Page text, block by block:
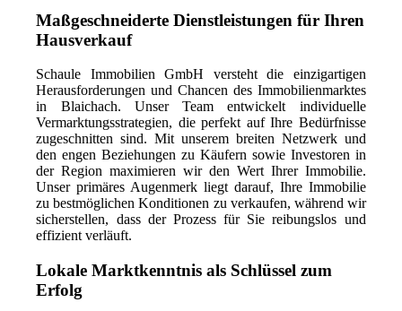
Maßgeschneiderte Dienstleistungen für Ihren
Hausverkauf
Schaule Immobilien GmbH versteht die einzigartigen
Herausforderungen und Chancen des Immobilienmarktes
in Blaichach. Unser Team entwickelt individuelle
Vermarktungsstrategien, die perfekt auf Ihre Bedürfnisse
zugeschnitten sind. Mit unserem breiten Netzwerk und
den engen Beziehungen zu Käufern sowie Investoren in
der Region maximieren wir den Wert Ihrer Immobilie.
Unser primäres Augenmerk liegt darauf, Ihre Immobilie
zu bestmöglichen Konditionen zu verkaufen, während wir
sicherstellen, dass der Prozess für Sie reibungslos und
effizient verläuft.
Lokale Marktkenntnis als Schlüssel zum
Erfolg